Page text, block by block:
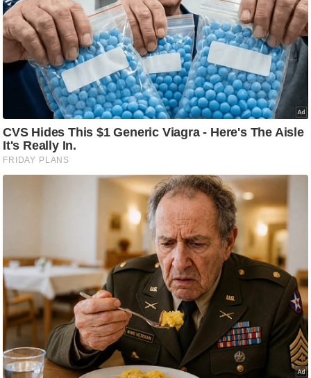
ध
र्म
ज्यो
ति
भु
म
हि
स्थ
ल
व्र
त
त्यो
हा
र